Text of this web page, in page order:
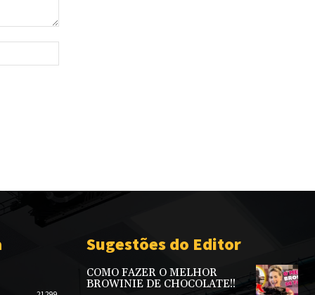
Sugestões do Editor
COMO FAZER O MELHOR
BROWINIE DE CHOCOLATE!!